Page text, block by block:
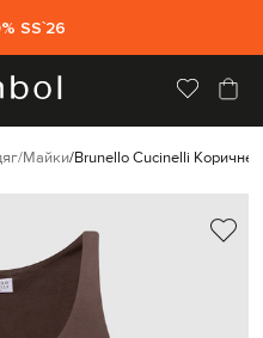
SS`26
Майки Brunello Cucinelli